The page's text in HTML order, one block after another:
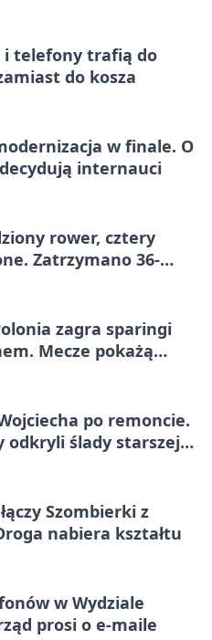
i telefony trafią do
do kosza
w finale. O
internauci
rower, cztery
Zatrzymano 36-
zagra sparingi
Mecze pokażą
po remoncie.
odkryli ślady starszej
Szombierki z
nabiera kształtu
w Wydziale
prosi o e-maile